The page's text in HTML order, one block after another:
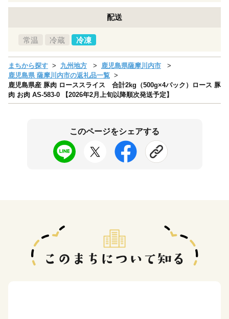
配送
常温 冷蔵 冷凍
まちから探す 九州地方
鹿児島県薩摩川内市
鹿児島県 薩摩川内市の返礼品一覧
鹿児島県産 豚肉 ローススライス 合計2kg（500g×4パック）ロース 豚
肉 お肉 AS-583-0 【2026年2月上旬以降順次発送予定】
このページをシェアする